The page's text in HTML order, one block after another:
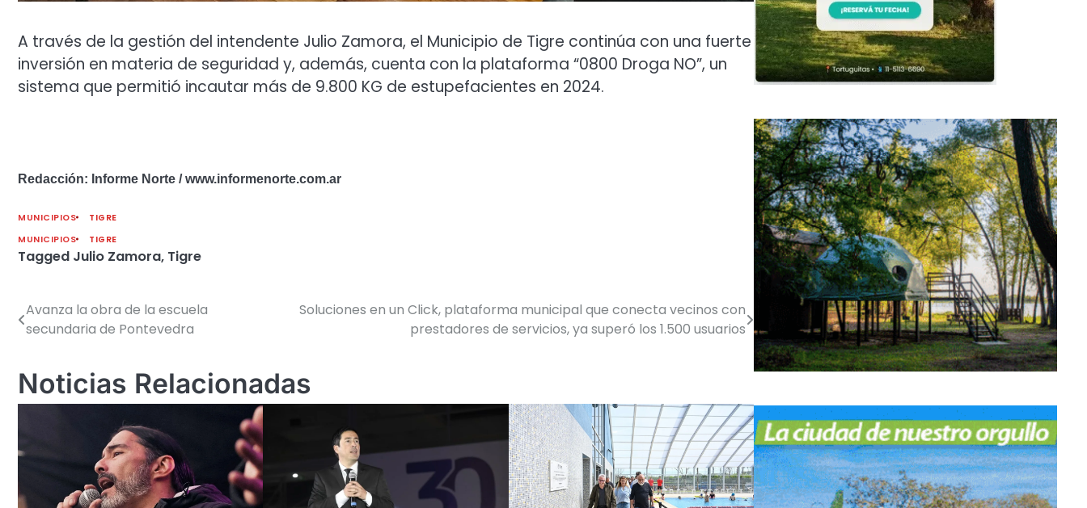
A través de la gestión del intendente Julio Zamora, el Municipio de Tigre continúa con una fuerte
inversión en materia de seguridad y, además, cuenta con la plataforma “0800 Droga NO”, un
sistema que permitió incautar más de 9.800 KG de estupefacientes en 2024.
Redacción: Informe Norte / www.informenorte.com.ar
MUNICIPIOS
TIGRE
MUNICIPIOS
TIGRE
Tagged Julio Zamora, Tigre
Navegación
entradas
Avanza la obra de la escuela
secundaria de Pontevedra
Soluciones en un Click, plataforma municipal que conecta vecinos con
prestadores de servicios, ya superó los 1.500 usuarios
Noticias Relacionadas